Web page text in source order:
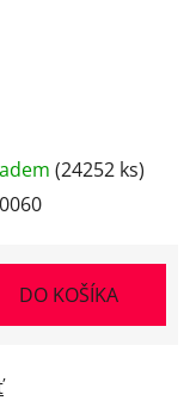
(24252 ks)
DO KOŠÍKA